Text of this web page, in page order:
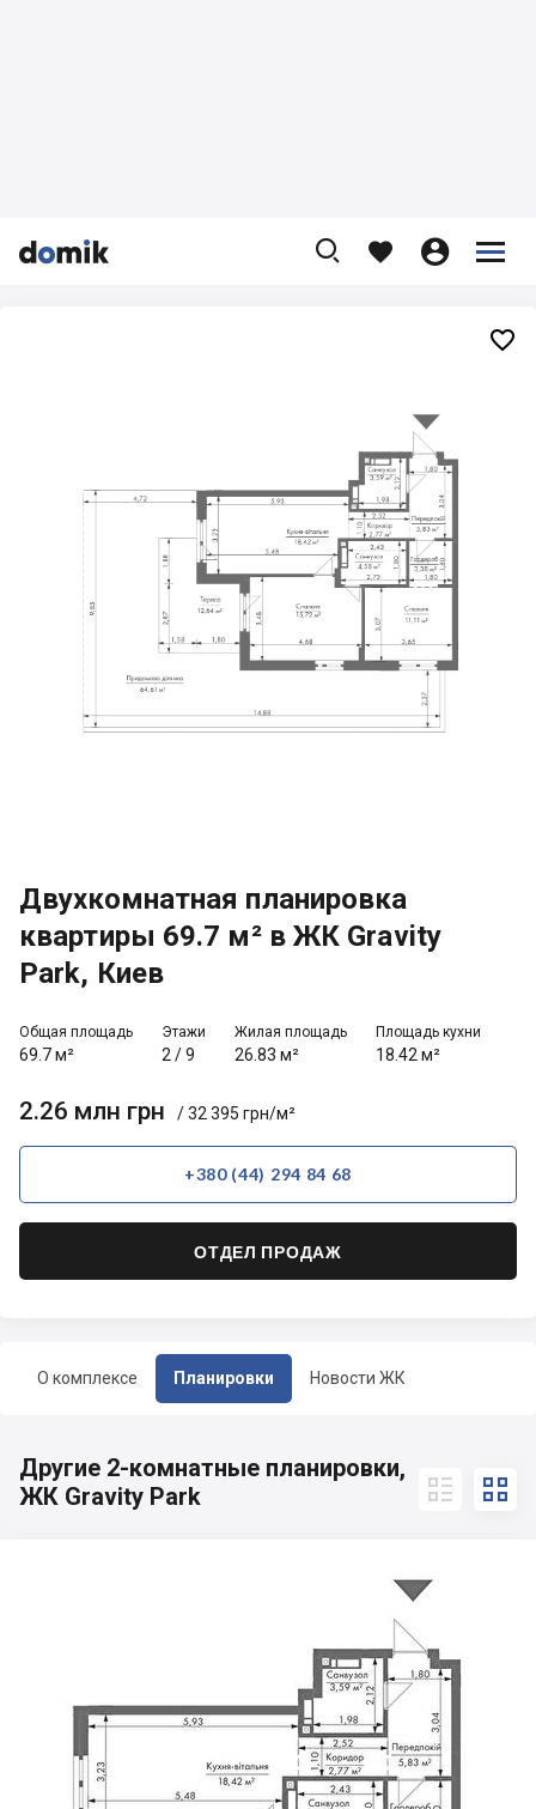


    


О комплексе Планировки Новости ЖК
Двухкомнатная планировка
квартиры 69.7 м² в ЖК Gravity
Park, Киев
Общая площадь
69.7 м²
Этажи
2 /9
Жилая площадь
26.83 м²
Площадь кухни
18.42 м²
2.26 млн грн / 32 395 грн/м²
+380 (44) 294 84 68
ОТДЕЛ ПРОДАЖ

Другие 2-комнатные планировки,
ЖК Gravity Park
 